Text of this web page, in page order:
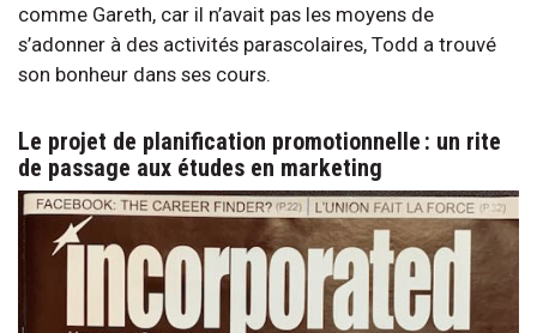
comme Gareth, car il n’avait pas les moyens de
s’adonner à des activités parascolaires, Todd a trouvé
son bonheur dans ses cours.
Le projet de planification promotionnelle : un rite
de passage aux études en marketing